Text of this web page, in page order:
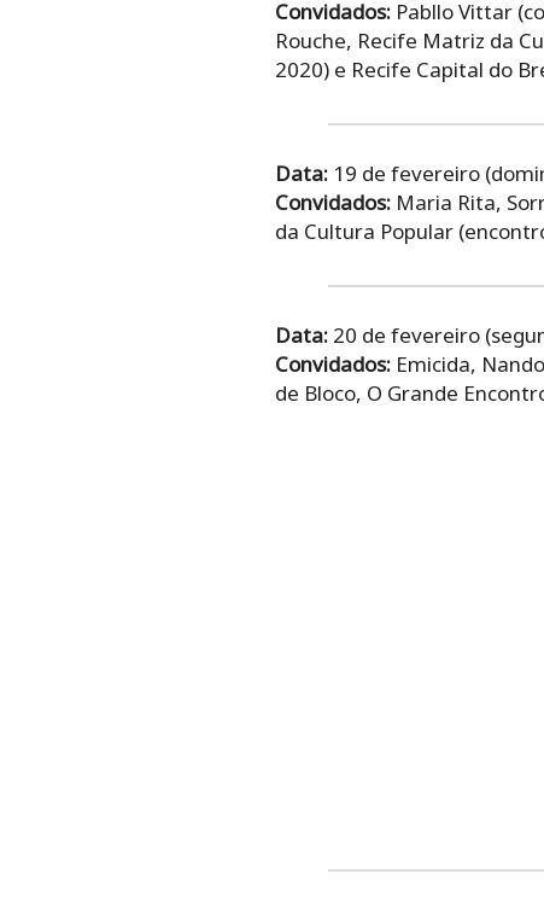
Convidados:Pabllo Vittar
Rouche, Recife Matriz da
2020) e Recife Capital do
Data:19 de fevereiro
Convidados:Maria Rita,
da Cultura Popular
Data:20 de fevereiro
Convidados:Emicida,
de Bloco, O Grande